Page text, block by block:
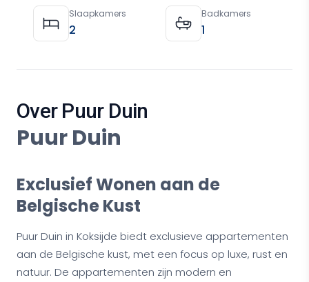
Property Details
Slaapkamers
2
Badkamers
1
Over Puur Duin
Puur Duin
Exclusief Wonen aan de
Belgische Kust
Puur Duin in Koksijde biedt exclusieve appartementen
aan de Belgische kust, met een focus op luxe, rust en
natuur. De appartementen zijn modern en